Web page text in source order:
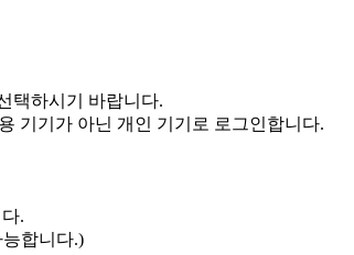
택하시기 바랍니다.
기기가 아닌 개인 기기로 로그인합니다.
.
합니다.)